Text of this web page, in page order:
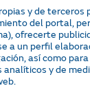
así como
factura).
los últimos
aquí.
y de terceros
del portal,
ofrecerte
a un perfil
así como
analíticos y de